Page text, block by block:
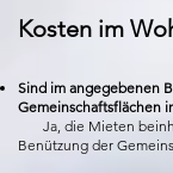
Kosten im
Sind im angegebenen
Gemeinschaftsflächen
Ja, die Mieten
Benützung der